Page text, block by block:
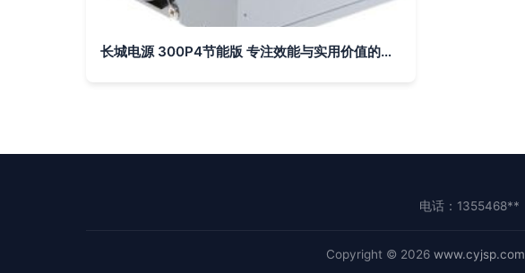
长城电源 300P4节能版 专注效能与实用价值的选择
电话：1355468**
Copyright © 2026 www.cyjsp.com